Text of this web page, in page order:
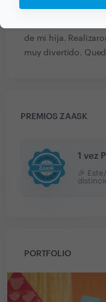
de mi hija.
muy divertido.
PREMIOS ZAASK
1 vez
🎉
PORTFOLIO